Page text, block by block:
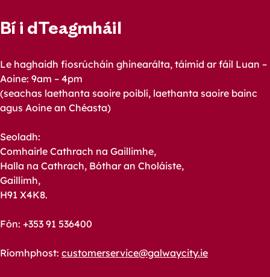
Bí i dTeagmháil
Le haghaidh fiosrúcháin ghinearálta, táimid ar fáil Luan –
Aoine: 9am – 4pm
(seachas laethanta saoire poiblí, laethanta saoire bainc
agus Aoine an Chéasta)
Seoladh:
Comhairle Cathrach na Gaillimhe,
Halla na Cathrach, Bóthar an Choláiste,
Gaillimh,
H91 X4K8.
Fón: +353 91 536400
Ríomhphost: customerservice@galwaycity.ie